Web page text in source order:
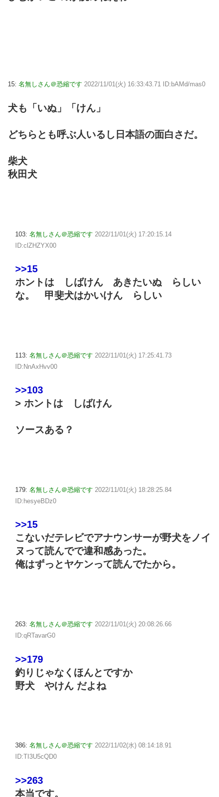
15: 名無しさん＠恐縮です 2022/11/01(火) 16:33:43.71 ID:bAMd/mas0
犬も「いぬ」「けん」
どちらとも呼ぶ人いるし日本語の面白さだ。
柴犬
秋田犬
103: 名無しさん＠恐縮です 2022/11/01(火) 17:20:15.14
ID:clZHZYX00
>>15
ホントは しばけん あきたいぬ らしい
な。 甲斐犬はかいけん らしい
113: 名無しさん＠恐縮です 2022/11/01(火) 17:25:41.73
ID:NnAxHvv00
>>103
> ホントは しばけん
ソースある？
179: 名無しさん＠恐縮です 2022/11/01(火) 18:28:25.84
ID:hesyeBDz0
>>15
こないだテレビでアナウンサーが野犬をノイ
ヌって読んでで違和感あった。
俺はずっとヤケンって読んでたから。
263: 名無しさん＠恐縮です 2022/11/01(火) 20:08:26.66
ID:qRTavarG0
>>179
釣りじゃなくほんとですか
野犬 やけん だよね
386: 名無しさん＠恐縮です 2022/11/02(水) 08:14:18.91
ID:TI3U5cQD0
>>263
本当です。